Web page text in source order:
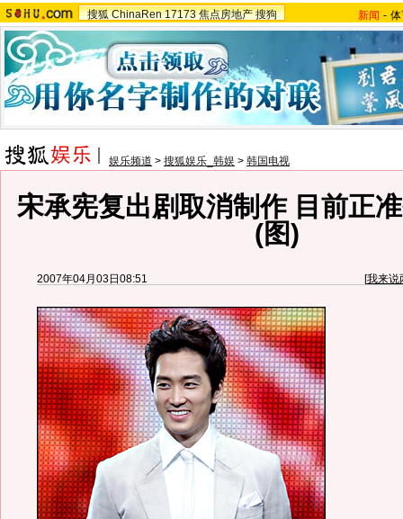
搜狐 ChinaRen 17173 焦点房地产 搜狗 新闻 -
娱乐频道 > 搜狐娱乐_韩娱 > 韩国电视
宋承宪复出剧取消制作 目前正
(图)
2007年04月03日08:51 [我来说